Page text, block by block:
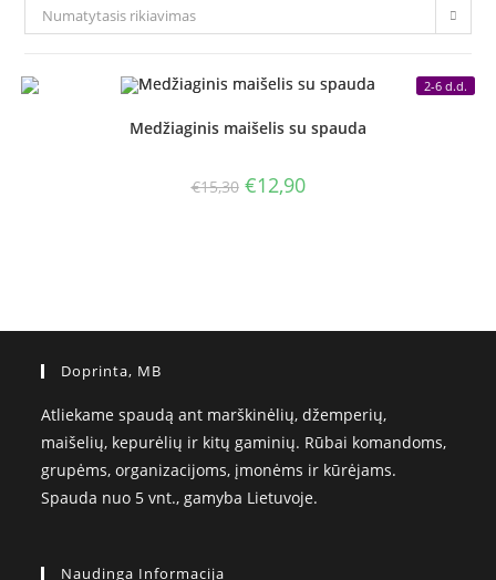
Numatytasis rikiavimas
2-6 d.d.
Medžiaginis maišelis su spauda
€15,30 Original
price
€12,90Current
price
Doprinta, MB
Atliekame spaudą ant marškinėlių, džemperių,
maišelių, kepurėlių ir kitų gaminių. Rūbai komandoms,
grupėms, organizacijoms, įmonėms ir kūrėjams.
Spauda nuo 5 vnt., gamyba Lietuvoje.
Naudinga Informacija